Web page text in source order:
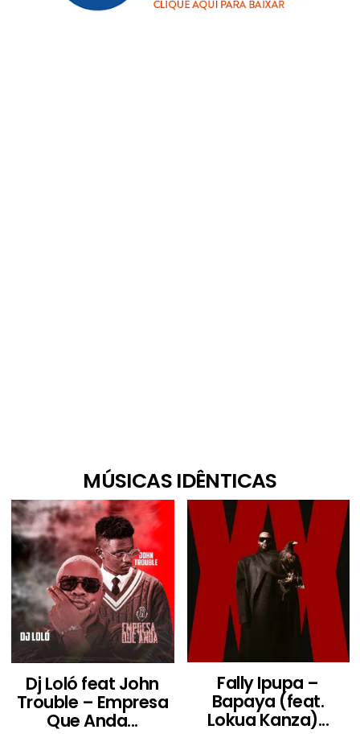
MÚSICAS IDÊNTICAS
Dj Loló feat John
Trouble – Empresa
Que Anda...
Fally Ipupa –
Bapaya (feat.
Lokua Kanza)...